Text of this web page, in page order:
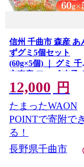
信州 千曲市 森産 あ
ずグミ5個セット
(60g×5個) ｜ グミ 千
市森産 アンズ 杏子 お
菓子 長野県 千曲市 信
州
12,000 円
たまったWAON
POINTで寄附でき
る！
長野県千曲市